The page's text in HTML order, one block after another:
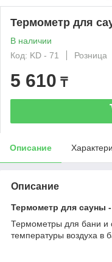
Термометр для
В наличии
Код: KD - 71
Розница
5 610 ₸
Описание
Описание
Термометр для сауны
Термометры для бани и
температуры воздуха в